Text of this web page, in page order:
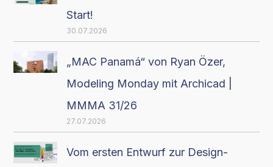
Start!
30.07.2026
„MAC Panamá“ von Ryan Özer,
Modeling Monday mit Archicad |
MMMA 31/26
27.07.2026
Vom ersten Entwurf zur Design-